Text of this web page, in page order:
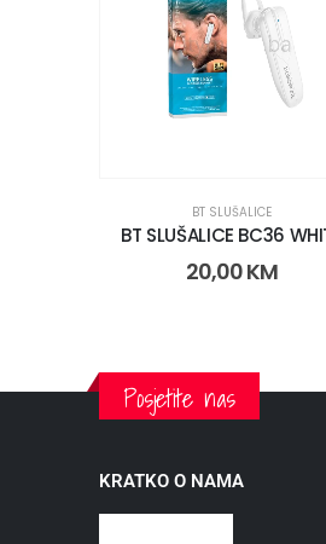
BT SLUŠALICE
BT SLUŠALICE BC36
20,00KM
Posjetite nas
KRATKO O NAMA